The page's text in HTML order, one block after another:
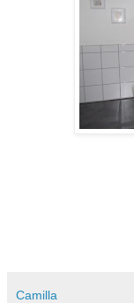
Camilla